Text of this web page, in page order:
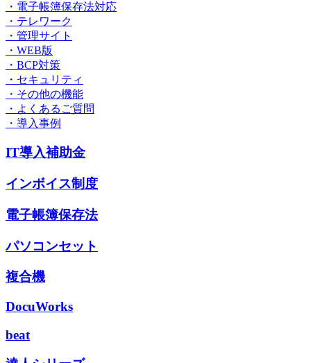
・電子帳簿保存法対応
・テレワーク
・管理サイト
・WEB版
・BCP対策
・セキュリティ
・その他の機能
・よくあるご質問
・導入事例
IT導入補助金
インボイス制度
電子帳簿保存法
パソコンセット
複合機
DocuWorks
beat